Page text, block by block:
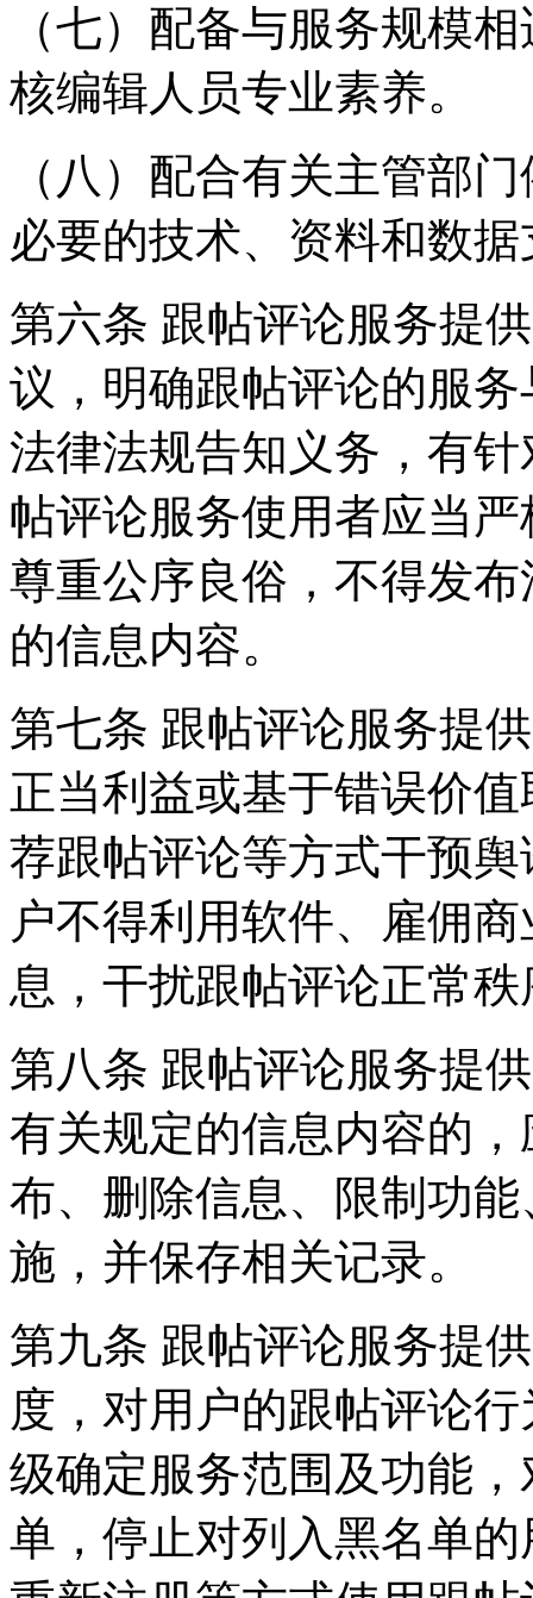
（七）配备与服务规模
核编辑人员专业素养。
（八）配合有关主管部
必要的技术、资料和数
第六条 跟帖评论服务提
议，明确跟帖评论的服
法律法规告知义务，有
帖评论服务使用者应当
尊重公序良俗，不得发
的信息内容。
第七条 跟帖评论服务提
正当利益或基于错误价
荐跟帖评论等方式干预
户不得利用软件、雇佣
息，干扰跟帖评论正常
第八条 跟帖评论服务提
有关规定的信息内容的
布、删除信息、限制功
施，并保存相关记录。
第九条 跟帖评论服务提
度，对用户的跟帖评论
级确定服务范围及功能
单，停止对列入黑名单